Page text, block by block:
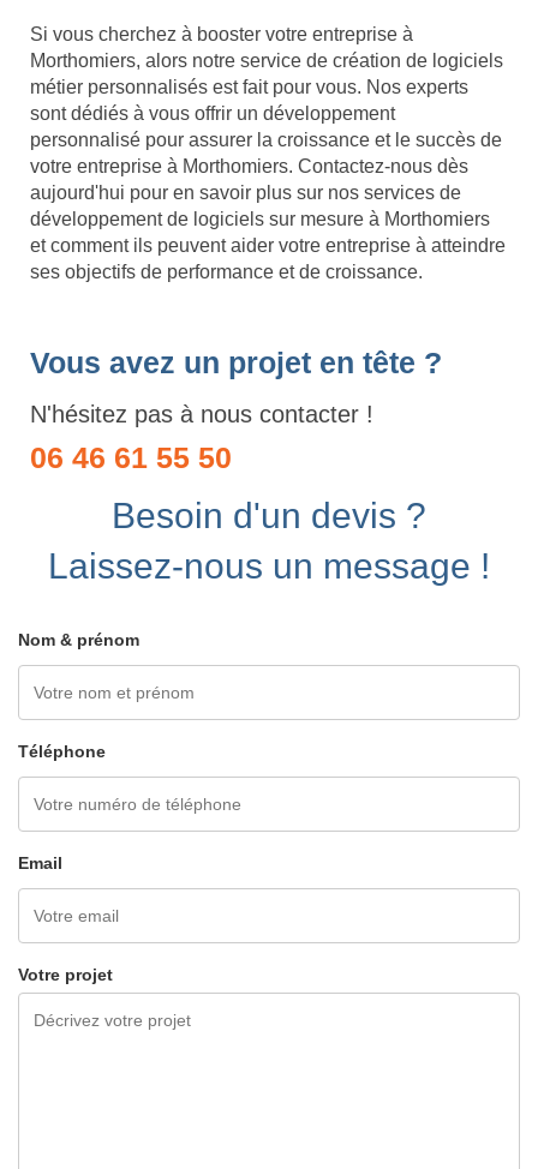
Si vous cherchez à booster votre entreprise à
Morthomiers, alors notre service de création de logiciels
métier personnalisés est fait pour vous. Nos experts
sont dédiés à vous offrir un développement
personnalisé pour assurer la croissance et le succès de
votre entreprise à Morthomiers. Contactez-nous dès
aujourd'hui pour en savoir plus sur nos services de
développement de logiciels sur mesure à Morthomiers
et comment ils peuvent aider votre entreprise à atteindre
ses objectifs de performance et de croissance.
Vous avez un projet en tête ?
N'hésitez pas à nous contacter !
06 46 61 55 50
Besoin d'un devis ?
Laissez-nous un message !
Nom & prénom
Téléphone
Email
Votre projet